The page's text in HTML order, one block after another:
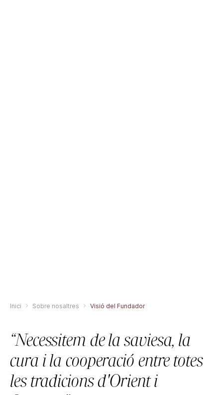
Inici Sobre nosaltres Visió del Fundador
“Necessitem de la saviesa, la
cura i la cooperació entre totes
les tradicions d'Orient i